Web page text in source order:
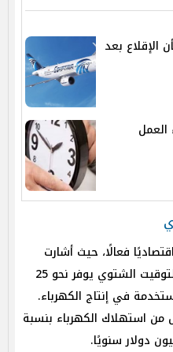
الإقلاع بعد
العمل
فعالًا، حيث أشارت
وزارة الكهرباء المصرية إلى أن التوقيت الشتوي يوفر نحو 25
في إنتاج الكهرباء.
من استهلاك الكهرباء بنسبة